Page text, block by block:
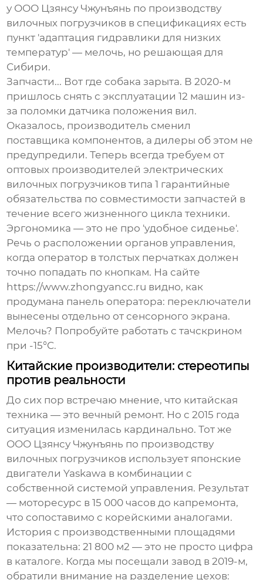
у ООО Цзянсу Чжунъянь по производству
вилочных погрузчиков в спецификациях есть
пункт 'адаптация гидравлики для низких
температур' — мелочь, но решающая для
Сибири.
Запчасти... Вот где собака зарыта. В 2020-м
пришлось снять с эксплуатации 12 машин из-
за поломки датчика положения вил.
Оказалось, производитель сменил
поставщика компонентов, а дилеры об этом не
предупредили. Теперь всегда требуем от
оптовых производителей электрических
вилочных погрузчиков типа 1 гарантийные
обязательства по совместимости запчастей в
течение всего жизненного цикла техники.
Эргономика — это не про 'удобное сиденье'.
Речь о расположении органов управления,
когда оператор в толстых перчатках должен
точно попадать по кнопкам. На сайте
https://www.zhongyancc.ru видно, как
продумана панель оператора: переключатели
вынесены отдельно от сенсорного экрана.
Мелочь? Попробуйте работать с тачскрином
при -15°C.
Китайские производители: стереотипы
против реальности
До сих пор встречаю мнение, что китайская
техника — это вечный ремонт. Но с 2015 года
ситуация изменилась кардинально. Тот же
ООО Цзянсу Чжунъянь по производству
вилочных погрузчиков использует японские
двигатели Yaskawa в комбинации с
собственной системой управления. Результат
— моторесурс в 15 000 часов до капремонта,
что сопоставимо с корейскими аналогами.
История с производственными площадями
показательна: 21 800 м2 — это не просто цифра
в каталоге. Когда мы посещали завод в 2019-м,
обратили внимание на разделение цехов: